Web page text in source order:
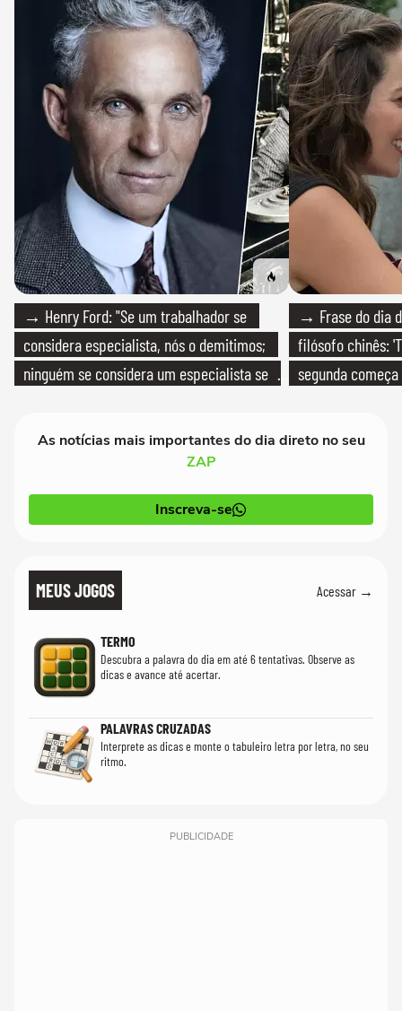
→ Henry Ford: "Se um trabalhador se
considera especialista, nós o demitimos;
ninguém se considera um especialista se
→ Frase do dia
filósofo chinês:
segunda
As notícias mais importantes do dia direto no seu
ZAP
Inscreva-se
MEUS JOGOS Acessar →
TERMO
Descubra a palavra do dia em até 6 tentativas. Observe as
dicas e avance até acertar.
PALAVRAS CRUZADAS
Interprete as dicas e monte o tabuleiro letra por letra, no seu
ritmo.
PUBLICIDADE